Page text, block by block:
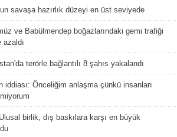
savaşa hazırlık düzeyi en üst seviyede
ve Babülmendep boğazlarındaki gemi trafiği
azaldı
terörle bağlantılı 8 şahıs yakalandı
iddiası: Önceliğim anlaşma çünkü insanları
birlik, dış baskılara karşı en büyük